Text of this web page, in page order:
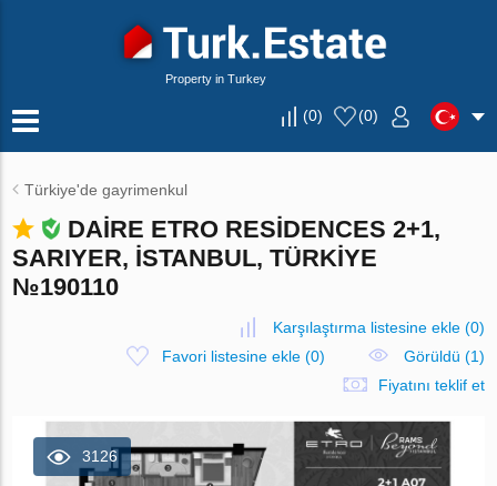
Property in Turkey
(0) (0)
Türkiye'de gayrimenkul
DAIRE ETRO RESIDENCES 2+1,
SARIYER, İSTANBUL, TÜRKIYE
№190110
Karşılaştırma listesine ekle(0)
Favori listesine ekle(0)
Görüldü (1)
Fiyatını teklif et
3126